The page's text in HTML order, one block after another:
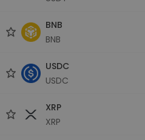
BNB
BNB
USDC
USDC
XRP
XRP